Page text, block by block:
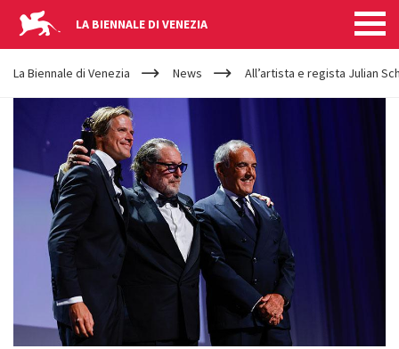
LA BIENNALE DI VENEZIA
YOUR
ARE
HERE
La Biennale di Venezia News All’artista e regista Julian